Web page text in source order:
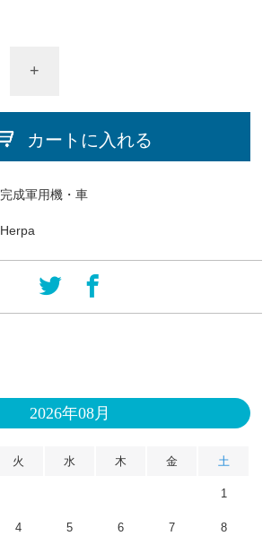
+
カートに入れる
完成軍用機・車
Herpa
2026年08月
火 水 木 金 土
1
4 5 6 7 8